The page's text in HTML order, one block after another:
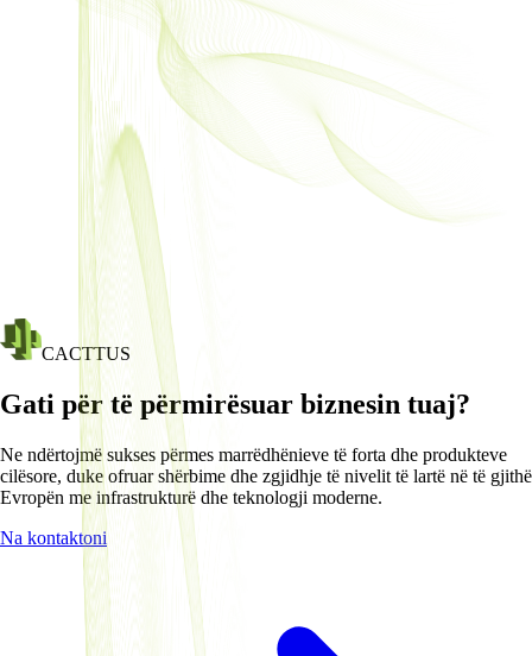
CACTTUS
Gati për të përmirësuar biznesin tuaj?
Ne ndërtojmë sukses përmes marrëdhënieve të forta dhe produkteve
cilësore, duke ofruar shërbime dhe zgjidhje të nivelit të lartë në të gjithë
Evropën me infrastrukturë dhe teknologji moderne.
Na kontaktoni